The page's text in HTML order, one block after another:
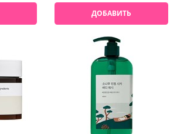
ДОБАВИТЬ